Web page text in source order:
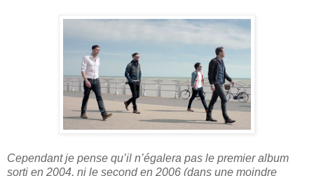
Cependant je pense qu’il n’égalera pas le premier album
sorti en 2004, ni le second en 2006 (dans une moindre